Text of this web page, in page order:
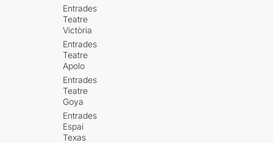
Entrades
Teatre
Victòria
Entrades
Teatre
Apolo
Entrades
Teatre
Goya
Entrades
Espai
Texas